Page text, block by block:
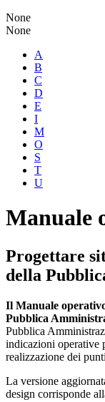
None
None
A
B
C
D
E
I
M
O
S
T
U
Manuale
Progettare
della
Il Manuale
Pubblica
Pubblica
indicazioni operative
realizzazione dei
La versione
design corrisponde